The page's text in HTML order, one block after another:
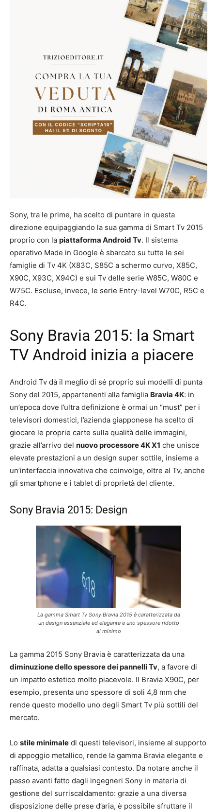
Sony, tra le prime, ha scelto di puntare in questa
direzione equipaggiando la sua gamma di Smart Tv 2015
proprio con la piattaforma Android Tv. Il sistema
operativo Made in Google è sbarcato su tutte le sei
famiglie di Tv 4K (X83C, S85C a schermo curvo, X85C,
X90C, X93C, X94C) e sui Tv delle serie W85C, W80C e
W75C. Escluse, invece, le serie Entry-level W70C, R5C e
R4C.
Sony Bravia 2015: la Smart
TV Android inizia a piacere
Android Tv dà il meglio di sé proprio sui modelli di punta
Sony del 2015, appartenenti alla famiglia Bravia 4K: in
un’epoca dove l’ultra definizione è ormai un “must” per i
televisori domestici, l’azienda giapponese ha scelto di
giocare le proprie carte sulla qualità delle immagini,
grazie all’arrivo del nuovo processore 4K X1 che unisce
elevate prestazioni a un design super sottile, insieme a
un’interfaccia innovativa che coinvolge, oltre al Tv, anche
gli smartphone e i tablet di proprietà del cliente.
Sony Bravia 2015: Design
La gamma Smart Tv Sony Bravia 2015 è caratterizzata da
un design essenziale ed elegante e uno spessore ridotto
al minimo
La gamma 2015 Sony Bravia è caratterizzata da una
diminuzione dello spessore dei pannelli Tv, a favore di
un impatto estetico molto piacevole. Il Bravia X90C, per
esempio, presenta uno spessore di soli 4,8 mm che
rende questo modello uno degli Smart Tv più sottili del
mercato.
Lo stile minimale di questi televisori, insieme al supporto
di appoggio metallico, rende la gamma Bravia elegante e
raffinata, adatta a qualsiasi contesto. Da notare anche il
passo avanti fatto dagli ingegneri Sony in materia di
gestione del surriscaldamento: grazie a una diversa
disposizione delle prese d’aria, è possibile sfruttare il